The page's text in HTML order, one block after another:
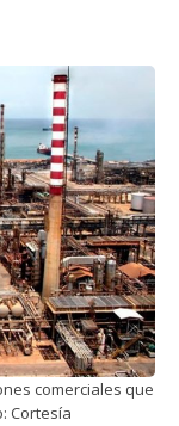
comerciales que
Cortesía